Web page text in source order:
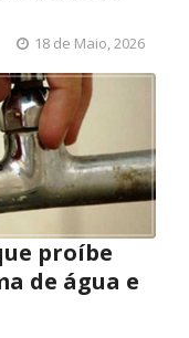
18 de Maio, 2026
proíbe
de água e